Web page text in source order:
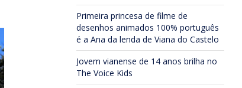
Primeira princesa de filme de
desenhos animados 100% português
é a Ana da lenda de Viana do Castelo
Jovem vianense de 14 anos brilha no
The Voice Kids